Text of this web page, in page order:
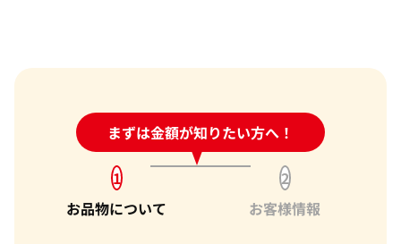
買取を提供しております。お客様からの感謝の言葉をいただけ
ることが、私たちにとって何よりの励みです。お客様からいた
め、さらに多くのお客様にご満足いただけるよう精進してま
いります。バッグ以外にも貴金属や時計などのご売却をお考え
の際は、ぜひ「おたからや」をご利用ください。お客様の大
切なお品物を最良の価格でお取引できるよう、査定員一同、
ご満足いただける買取を提供してまいります。
売却するか悩んでいるのですが、査定だけお願いできます
1点からでも査定できますか？
まずは金額が知りたい方へ！
24時間受付中!問い合わせフォーム
1
お品物について
2
お客様情報